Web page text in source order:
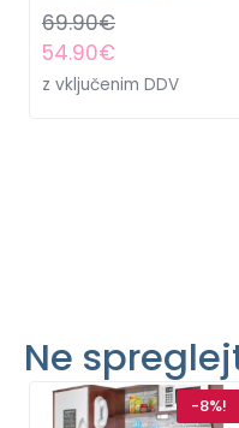
69.90€
54.90€
z vključenim DDV
Ne
-8%!